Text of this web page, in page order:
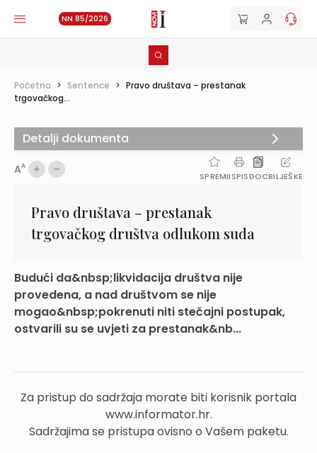
NN 85/2026
Početna > Sentence > Pravo društava – prestanak
trgovačkog...
AA
SPREMIISPISDOCBILJEŠKE
Pravo društava – prestanak
trgovačkog društva odlukom suda
Budući da&nbsp;likvidacija društva nije
provedena, a nad društvom se nije
mogao&nbsp;pokrenuti niti stečajni postupak,
ostvarili su se uvjeti za prestanak&nb...
Za pristup do sadržaja morate biti korisnik portala
www.informator.hr.
Sadržajima se pristupa ovisno o Vašem paketu.
Detalji dokumenta